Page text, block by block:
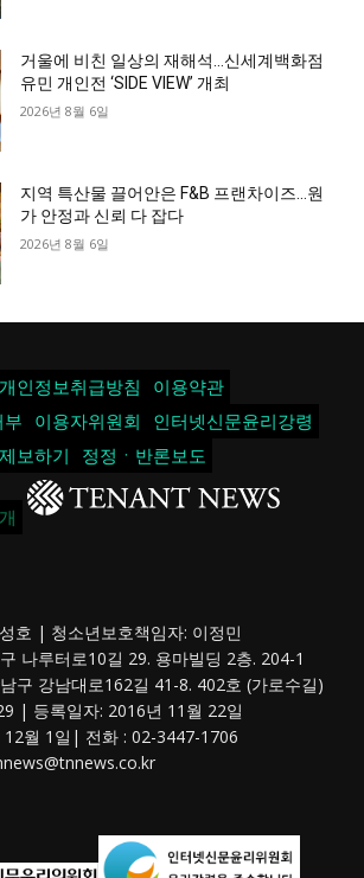
거울에 비친 일상의 재해석…신세계백화점
유민 개인전 ‘SIDE VIEW’ 개최
2026년 8월 6일
지역 특산물 끌어안은 F&B 프랜차이즈…원
가 안정과 신뢰 다 잡다
2026년 8월 6일
개인정보취급방침
이용약관
부
이용자위원회
인터넷신문윤리강령
보하기 정정ㆍ반론보도
호 | 청소년보호책임자: 이정민
나루터로10길 29. 용마빌딩 2층. 204-1
구 강남대로162길 41-8. 402호 (가로수길)
| 등록일자: 2016년 11월 22일
월 1일| 전화 : 02-3447-1706